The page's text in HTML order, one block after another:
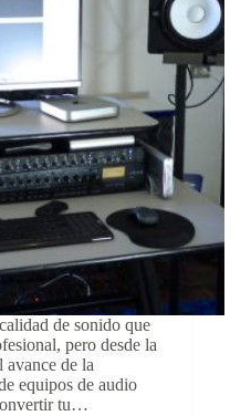
de sonido que
pero desde la
avance de la
equipos de audio
tu…